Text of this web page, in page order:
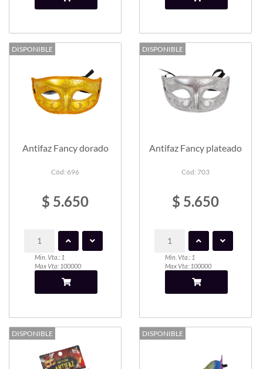
DISPONIBLE
Antifaz Fancy dorado
Cód: 696
$ 5.650
Min. Vta.: 1
Max Vta: 100000
DISPONIBLE
Antifaz Fancy plateado
Cód: 703
$ 5.650
Min. Vta.: 1
Max Vta: 100000
DISPONIBLE DISPONIBLE